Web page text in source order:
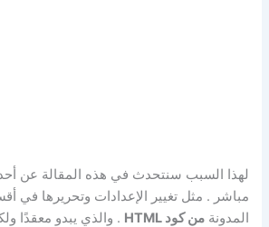
لهذا السبب سنتحدث في هذه المقالة عن
مباشر . مثل تغيير الإعدادات وتحريرها في
المدونةمن كود HTML
. والذي يبدو معقدًا